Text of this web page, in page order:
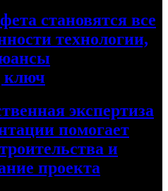
становятся все
технологии,
ключ
экспертиза
помогает
и
проекта